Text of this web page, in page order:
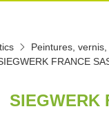
Peintures,
FRANCE
SIEGWERK